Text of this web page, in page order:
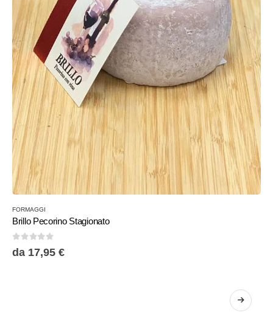
FORMAGGI
Brillo Pecorino Stagionato
0Su 5
da 17,95 €